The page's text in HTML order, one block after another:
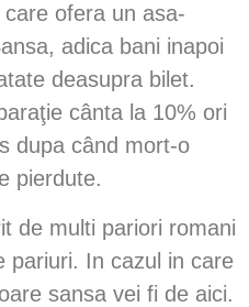
ofera un asa-
adica bani inapoi
deasupra bilet.
cânta la 10% ori
dupa când mort-o
pierdute.
de multi pariori romani
pariuri. In cazul in care
sansa vei fi de aici.